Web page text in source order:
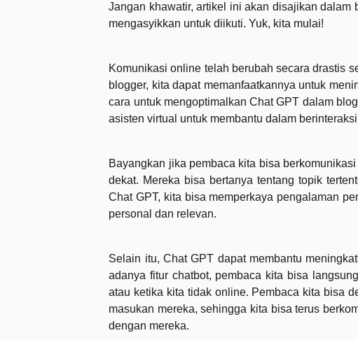
Jangan khawatir, artikel ini akan disajikan
mengasyikkan untuk diikuti. Yuk, kita mulai!
Komunikasi online telah berubah secara drastis
blogger, kita dapat memanfaatkannya untuk
cara untuk mengoptimalkan Chat GPT dalam
asisten virtual untuk membantu dalam
Bayangkan jika pembaca kita bisa
dekat. Mereka bisa bertanya tentang topik
Chat GPT, kita bisa memperkaya pengalaman
personal dan relevan.
Selain itu, Chat GPT dapat membantu
adanya fitur chatbot, pembaca kita bisa
atau ketika kita tidak online. Pembaca kita bisa
masukan mereka, sehingga kita bisa terus
dengan mereka.